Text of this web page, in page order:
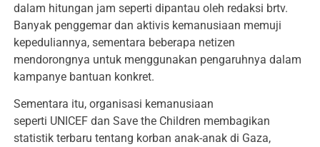
dalam hitungan jam seperti dipantau oleh redaksi brtv.
Banyak penggemar dan aktivis kemanusiaan memuji
kepeduliannya, sementara beberapa netizen
mendorongnya untuk menggunakan pengaruhnya dalam
kampanye bantuan konkret.
Sementara itu, organisasi kemanusiaan
seperti UNICEF dan Save the Children membagikan
statistik terbaru tentang korban anak-anak di Gaza,